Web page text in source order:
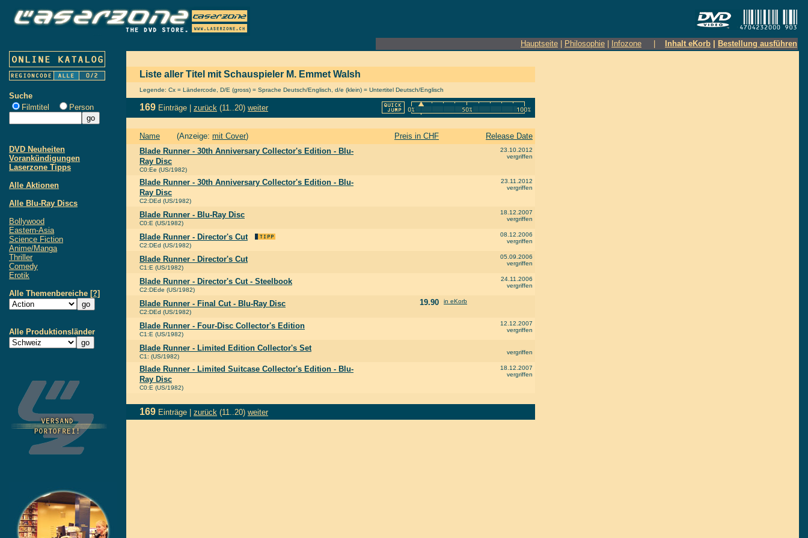
Hauptseite Philosophie Infozone Inhalt eKorb Bestellung ausführen
Suche
Filmtitel
Person
DVD Neuheiten
Vorankündigungen
Laserzone Tipps
Alle Aktionen
Alle Blu-Ray Discs
Bollywood
Eastern-Asia
Science Fiction
Anime/Manga
Thriller
Comedy
Erotik
Alle Themenbereiche [?]
Alle Produktionsländer
Liste aller Titel mit Schauspieler M. Emmet Walsh
Legende: Cx = Ländercode, D/E (gross) = Sprache Deutsch/Englisch, d/e (klein) = Untertitel Deutsch/Englisch
169 Einträge | zurück (11..20) weiter
Name (Anzeige: mit Cover) Preis in CHF
Release Date
Blade Runner - 30th Anniversary Collector's Edition - Blu-
Ray Disc
C0:Ee (US/1982)
23.10.2012
vergriffen
Blade Runner - 30th Anniversary Collector's Edition - Blu-
Ray Disc
C2:DEd (US/1982)
23.11.2012
vergriffen
Blade Runner - Blu-Ray Disc
C0:E (US/1982)
18.12.2007
vergriffen
Blade Runner - Director's Cut
C2:DEd (US/1982)
08.12.2006
vergriffen
Blade Runner - Director's Cut
C1:E (US/1982)
05.09.2006
vergriffen
Blade Runner - Director's Cut - Steelbook
C2:DEde (US/1982)
24.11.2006
vergriffen
Blade Runner - Final Cut - Blu-Ray Disc
C2:DEd (US/1982)
19.90 in eKorb
Blade Runner - Four-Disc Collector's Edition
C1:E (US/1982)
12.12.2007
vergriffen
Blade Runner - Limited Edition Collector's Set
C1: (US/1982)
vergriffen
Blade Runner - Limited Suitcase Collector's Edition - Blu-
Ray Disc
C0:E (US/1982)
18.12.2007
vergriffen
169 Einträge | zurück (11..20) weiter